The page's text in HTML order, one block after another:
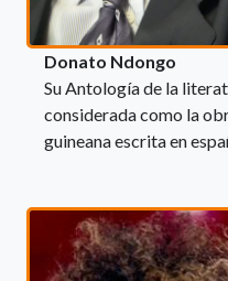
Donato Ndongo
Su Antología de la
considerada como la
guineana escrita en